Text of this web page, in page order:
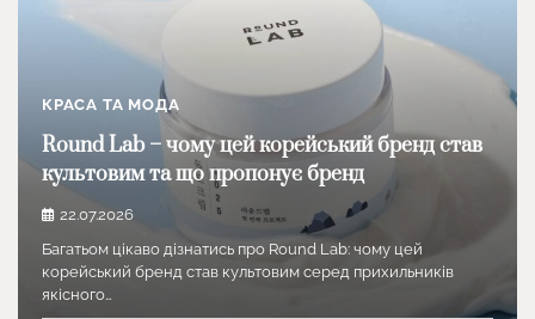
КРАСА ТА МОДА
Round Lab – чому цей корейський бренд став
культовим та що пропонує бренд
22.07.2026
Багатьом цікаво дізнатись про Round Lab: чому цей
корейський бренд став культовим серед прихильників
якісного…